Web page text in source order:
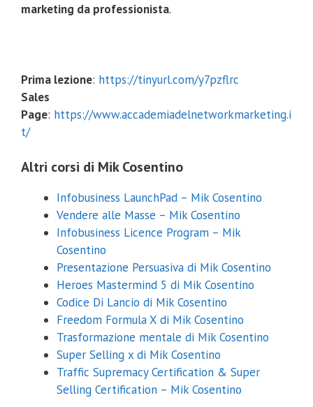
marketing da professionista.
Prima lezione: https://tinyurl.com/y7pzflrc
Sales
Page: https://www.accademiadelnetworkmarketing.i
t/
Altri corsi di Mik Cosentino
Infobusiness LaunchPad – Mik Cosentino
Vendere alle Masse – Mik Cosentino
Infobusiness Licence Program – Mik
Cosentino
Presentazione Persuasiva di Mik Cosentino
Heroes Mastermind 5 di Mik Cosentino
Codice Di Lancio di Mik Cosentino
Freedom Formula X di Mik Cosentino
Trasformazione mentale di Mik Cosentino
Super Selling x di Mik Cosentino
Traffic Supremacy Certification & Super
Selling Certification – Mik Cosentino